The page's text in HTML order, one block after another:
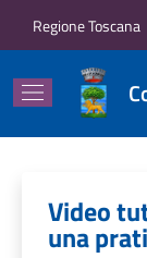
Regione Toscana
Video
una